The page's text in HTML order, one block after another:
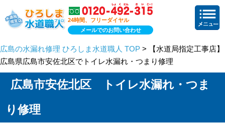
24時間、フリーダイヤル
メールでのお問い合わせ
広島の水漏れ修理 ひろしま水道職人 TOP > 【水道局指定工事店】
広島県広島市安佐北区でトイレ水漏れ・つまり修理
広島市安佐北区 トイレ水漏れ・つま
り修理